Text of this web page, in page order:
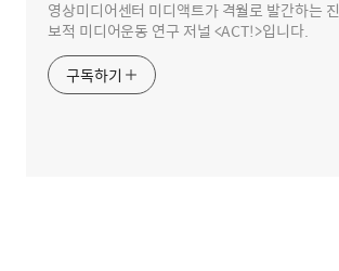
영상미디어센터 미디액트가 격월로 발간하는 진
보적 미디어운동 연구 저널 <ACT!>입니다.
구독하기